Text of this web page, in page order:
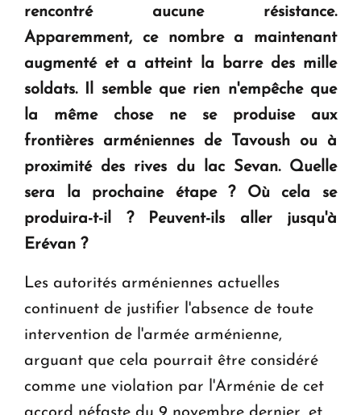
rencontré aucune résistance.
Apparemment, ce nombre a maintenant
augmenté et a atteint la barre des mille
soldats. Il semble que rien n'empêche que
la même chose ne se produise aux
frontières arméniennes de Tavoush ou à
proximité des rives du lac Sevan. Quelle
sera la prochaine étape ? Où cela se
produira-t-il ? Peuvent-ils aller jusqu'à
Erévan ?
Les autorités arméniennes actuelles
continuent de justifier l'absence de toute
intervention de l'armée arménienne,
arguant que cela pourrait être considéré
comme une violation par l'Arménie de cet